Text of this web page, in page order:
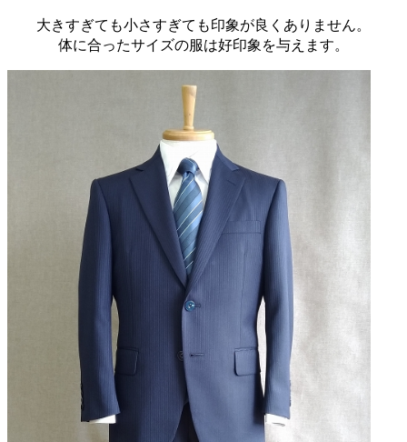
大きすぎても小さすぎても印象が良くありません。
体に合ったサイズの服は好印象を与えます。